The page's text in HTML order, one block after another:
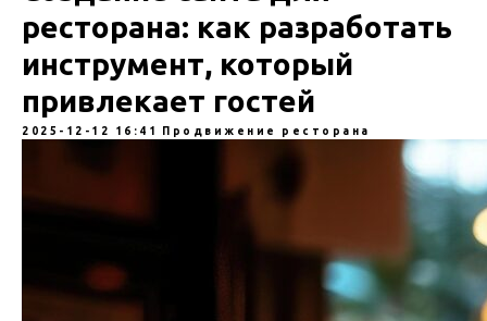
ресторана: как разработать
инструмент, который
привлекает гостей
2025-12-12 16:41 Продвижение ресторана